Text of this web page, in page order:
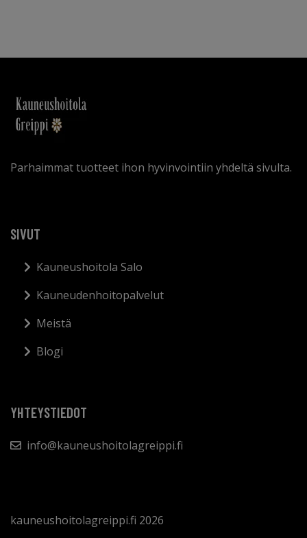
Parhaimmat tuotteet ihon hyvinvointiin yhdeltä sivulta.
SIVUT
Kauneushoitola Salo
Kauneudenhoitopalvelut
Meistä
Blogi
YHTEYSTIEDOT
info@kauneushoitolagreippi.fi
kauneushoitolagreippi.fi 2026